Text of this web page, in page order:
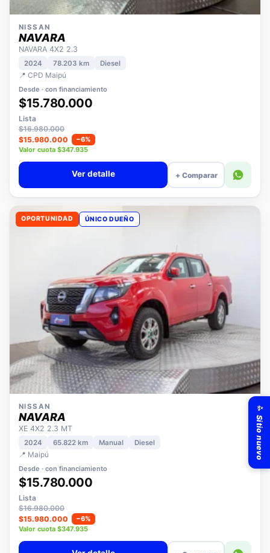
NISSAN
NAVARA
NAVARA 4X2 2.3
2024 78.203 km
📍 CPD Maipú
Desde · con financiamiento
$15.780.000
Lista
$16.980.000
$15.980.000
−6%
Valor cuota $347.935
+ Comparar
OPORTUNIDAD
NISSAN
NAVARA
XE 4X2 2.3 MT
2024
📍 Maipú
Desde · con financiamiento
$15.780.000
Lista
$16.980.000
$15.980.000
−6%
Valor cuota $347.935
✨ Sitio nuevo